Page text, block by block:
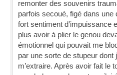
remonter des souvenirs
parfois secoué, figé dans une
fort sentiment d’impuissance
plus avoir à plier le genou
émotionnel qui pouvait me
par une sorte de stupeur
m’extraire. Après avoir fait le